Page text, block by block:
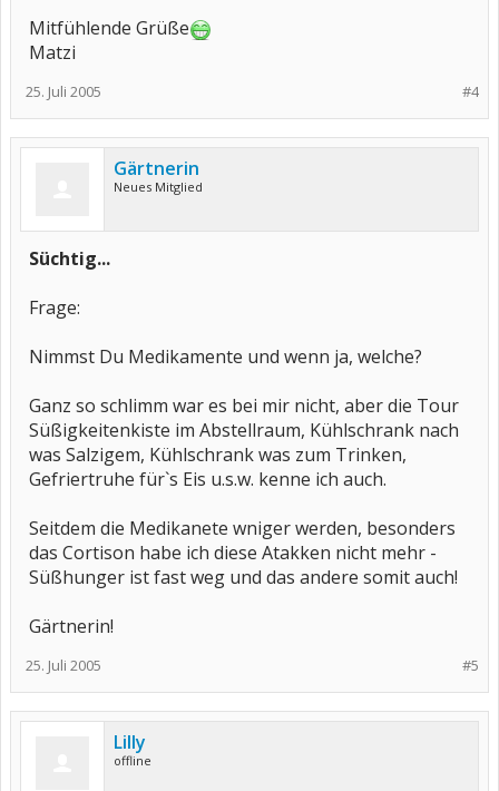
Mitfühlende Grüße
Matzi
#4
25. Juli 2005
Gärtnerin
Neues Mitglied
Süchtig...
Frage:
Nimmst Du Medikamente und wenn ja, welche?
Ganz so schlimm war es bei mir nicht, aber die Tour
Süßigkeitenkiste im Abstellraum, Kühlschrank nach
was Salzigem, Kühlschrank was zum Trinken,
Gefriertruhe für`s Eis u.s.w. kenne ich auch.
Seitdem die Medikanete wniger werden, besonders
das Cortison habe ich diese Atakken nicht mehr -
Süßhunger ist fast weg und das andere somit auch!
Gärtnerin!
#5
25. Juli 2005
Lilly
offline